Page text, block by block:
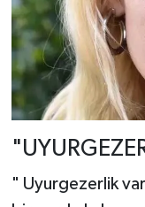
" Uyurgezerlik